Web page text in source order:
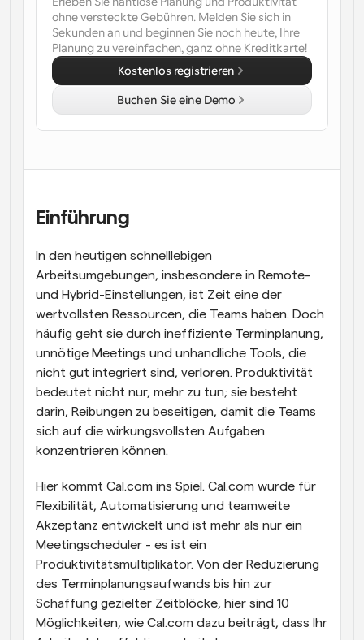
Arbeitsabläufe
Automatisieren Sie die Planung und Erinnerungen
Bleiben Sie auf dem Laufenden über die neuesten
Nachrichten und Updates.
Nahtlos Meetings mit mehreren Personen buchen
Webhooks
Erhalten Sie eine Benachrichtigung, wenn etwas
passiert
Einführung
In den heutigen schnelllebigen
Arbeitsumgebungen, insbesondere in Remote-
und Hybrid-Einstellungen, ist Zeit eine der
wertvollsten Ressourcen, die Teams haben. Doch
häufig geht sie durch ineffiziente Terminplanung,
unnötige Meetings und unhandliche Tools, die
nicht gut integriert sind, verloren. Produktivität
bedeutet nicht nur, mehr zu tun; sie besteht
darin, Reibungen zu beseitigen, damit die Teams
sich auf die wirkungsvollsten Aufgaben
konzentrieren können.
Hier kommt Cal.com ins Spiel. Cal.com wurde für
Flexibilität, Automatisierung und teamweite
Akzeptanz entwickelt und ist mehr als nur ein
Meetingscheduler - es ist ein
Produktivitätsmultiplikator. Von der Reduzierung
des Terminplanungsaufwands bis hin zur
Schaffung gezielter Zeitblöcke, hier sind 10
Möglichkeiten, wie Cal.com dazu beiträgt, dass Ihr
ohne versteckte Gebühren. Melden Sie sich in
Sekunden an und beginnen Sie noch heute, Ihre
Planung zu vereinfachen, ganz ohne Kreditkarte!
Kostenlos registrieren
Buchen Sie eine Demo